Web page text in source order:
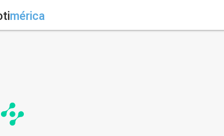
mérica